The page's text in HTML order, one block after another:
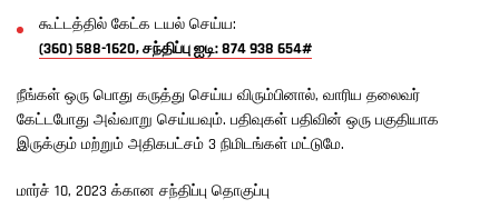
கூட்டத்தில் கேட்க டயல் செய்ய:
(360) 588-1620, சந்திப்பு ஐடி: 874 938 654#
நீங்கள் ஒரு பொது கருத்து செய்ய விரும்பினால், வாரிய தலைவர்
கேட்டபோது அவ்வாறு செய்யவும். பதிவுகள் பதிவின் ஒரு பகுதியாக
இருக்கும் மற்றும் அதிகபட்சம் 3 நிமிடங்கள் மட்டுமே.
மார்ச் 10, 2023 க்கான சந்திப்பு தொகுப்பு